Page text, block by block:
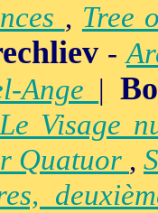
, Tree
-
Ange |
Visage
Quatuor ,